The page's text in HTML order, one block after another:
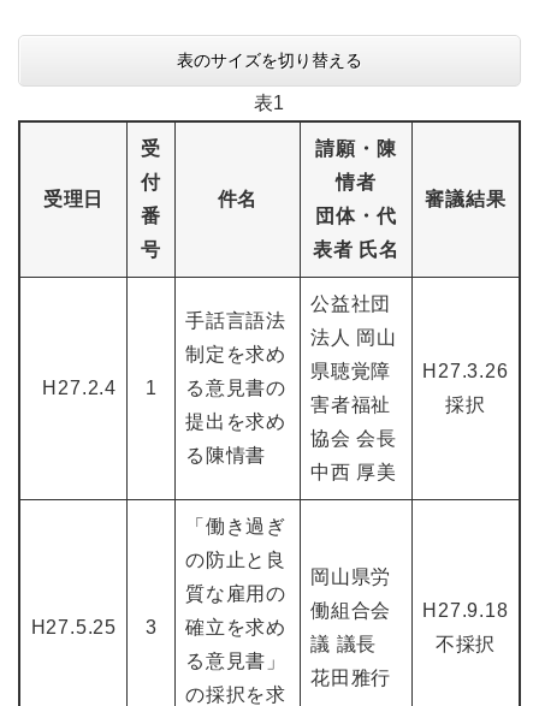
表のサイズを切り替える
表1
受理日
受
付
番
号
件名
請願・陳
情者
団体・代
表者 氏名
審議結果
H27.2.4 1
手話言語法
制定を求め
る意見書の
提出を求め
る陳情書
公益社団
法人 岡山
県聴覚障
害者福祉
協会 会長
中西 厚美
H27.3.26
採択
H27.5.25 3
「働き過ぎ
の防止と良
質な雇用の
確立を求め
る意見書」
の採択を求
岡山県労
働組合会
議 議長
花田雅行
H27.9.18
不採択